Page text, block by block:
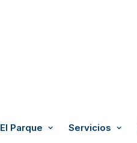
El Parque Servicios